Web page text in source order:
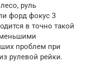
руль
форд фокус 3
в точно такой
проблем при
рулевой рейки.